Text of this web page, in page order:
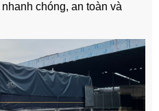
nhanh chóng, an toàn và